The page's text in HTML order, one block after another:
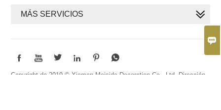

MÁS SERVICIOS
     
Copyright de 2019 © Xiamen Meisida Decoration Co., Ltd. Dirección